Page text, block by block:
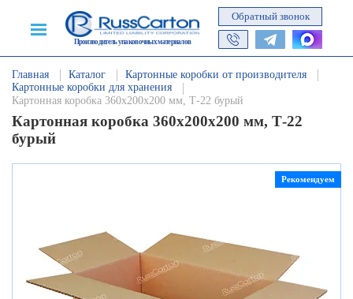
Производитель упаковочных материалов
Обратный звонок
Главная Каталог
Картонные коробки от производителя
Картонные коробки для хранения
Картонная коробка 360х200х200 мм, Т-22 бурый
Картонная коробка 360х200х200 мм, Т-22
бурый
Рекомендуем